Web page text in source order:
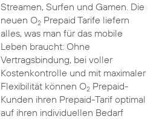
Streamen, Surfen und Gamen. Die
neuen O2Prepaid Tarife liefern
alles, was man für das mobile
Leben braucht: Ohne
Vertragsbindung, bei voller
Kostenkontrolle und mit maximaler
Flexibilität können O2Prepaid-
Kunden ihren Prepaid-Tarif optimal
auf ihren individuellen Bedarf